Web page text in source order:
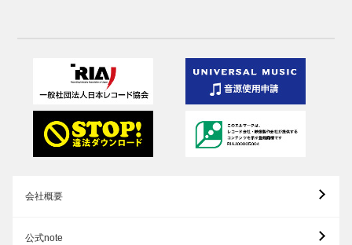
会社概要
公式note